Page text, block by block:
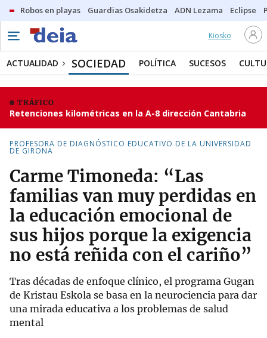
Robos en playas Guardias Osakidetza ADN Lezama Eclipse
Kiosko
ACTUALIDAD SOCIEDAD POLÍTICA SUCESOS
TRÁFICO
Retenciones kilométricas en la A-8 dirección Cantabria
PROFESORA DE DIAGNÓSTICO EDUCATIVO DE LA UNIVERSIDAD
DE GIRONA
Carme Timoneda: “Las
familias van muy perdidas en
la educación emocional de
sus hijos porque la exigencia
no está reñida con el cariño”
Tras décadas de enfoque clínico, el programa Gugan
de Kristau Eskola se basa en la neurociencia para dar
una mirada educativa a los problemas de salud
mental